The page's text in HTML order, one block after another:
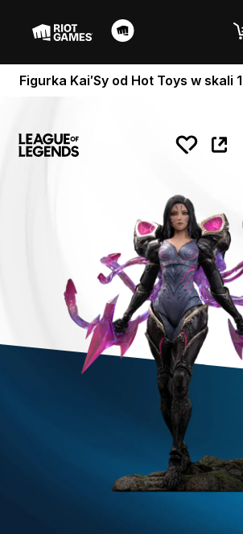
Figurka Kai′Sy od Hot Toys w skali